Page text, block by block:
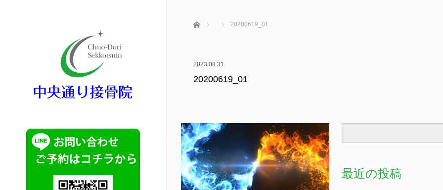
ホーム 20200619_01
2023.08.31
20200619_01
最近の投稿